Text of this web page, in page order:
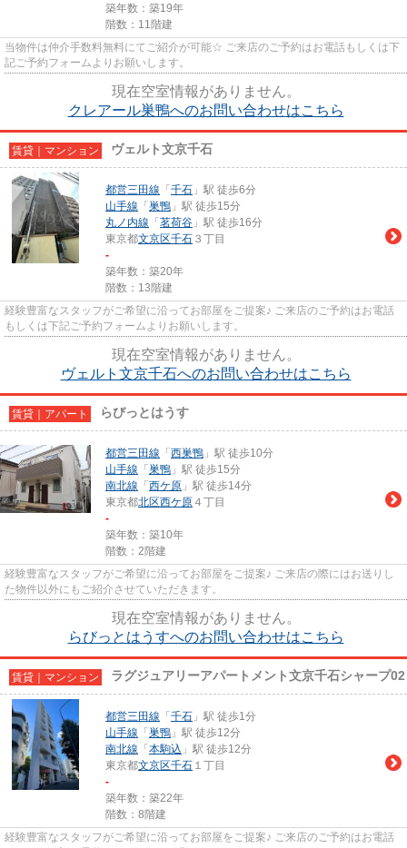
築年数：築19年
階数：11階建
当物件は仲介手数料無料にてご紹介が可能☆ ご来店のご予約はお電話もしくは下
記ご予約フォームよりお願いします。
現在空室情報がありません。
クレアール巣鴨へのお問い合わせはこちら
賃貸｜マンション ヴェルト文京千石
都営三田線 「 千石 」駅 徒歩6分
山手線 「 巣鴨 」駅 徒歩15分
丸ノ内線 「 茗荷谷 」駅 徒歩16分
東京都文京区千石 ３丁目
-
築年数：築20年
階数：13階建
経験豊富なスタッフがご希望に沿ってお部屋をご提案♪ ご来店のご予約はお電話
もしくは下記ご予約フォームよりお願いします。
現在空室情報がありません。
ヴェルト文京千石へのお問い合わせはこちら
賃貸｜アパート らびっとはうす
都営三田線 「 西巣鴨 」駅 徒歩10分
山手線 「 巣鴨 」駅 徒歩15分
南北線 「 西ケ原 」駅 徒歩14分
東京都北区西ケ原 ４丁目
-
築年数：築10年
階数：2階建
経験豊富なスタッフがご希望に沿ってお部屋をご提案♪ ご来店の際にはお送りし
た物件以外にもご紹介させていただきます。
現在空室情報がありません。
らびっとはうすへのお問い合わせはこちら
賃貸｜マンション ラグジュアリーアパートメント文京千石シャープ02
都営三田線 「 千石 」駅 徒歩1分
山手線 「 巣鴨 」駅 徒歩12分
南北線 「 本駒込 」駅 徒歩12分
東京都文京区千石 １丁目
-
築年数：築22年
階数：8階建
経験豊富なスタッフがご希望に沿ってお部屋をご提案♪ ご来店のご予約はお電話